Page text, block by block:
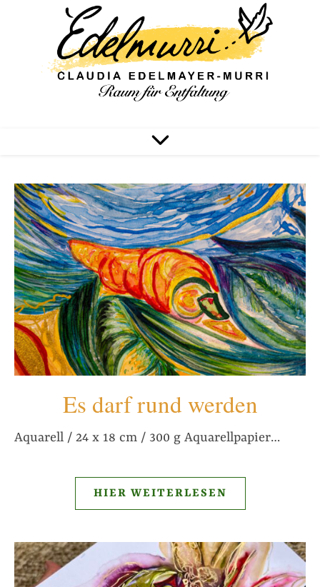
Es darf rund werden
Aquarell / 24 x 18 cm / 300 g Aquarellpapier…
HIER WEITERLESEN